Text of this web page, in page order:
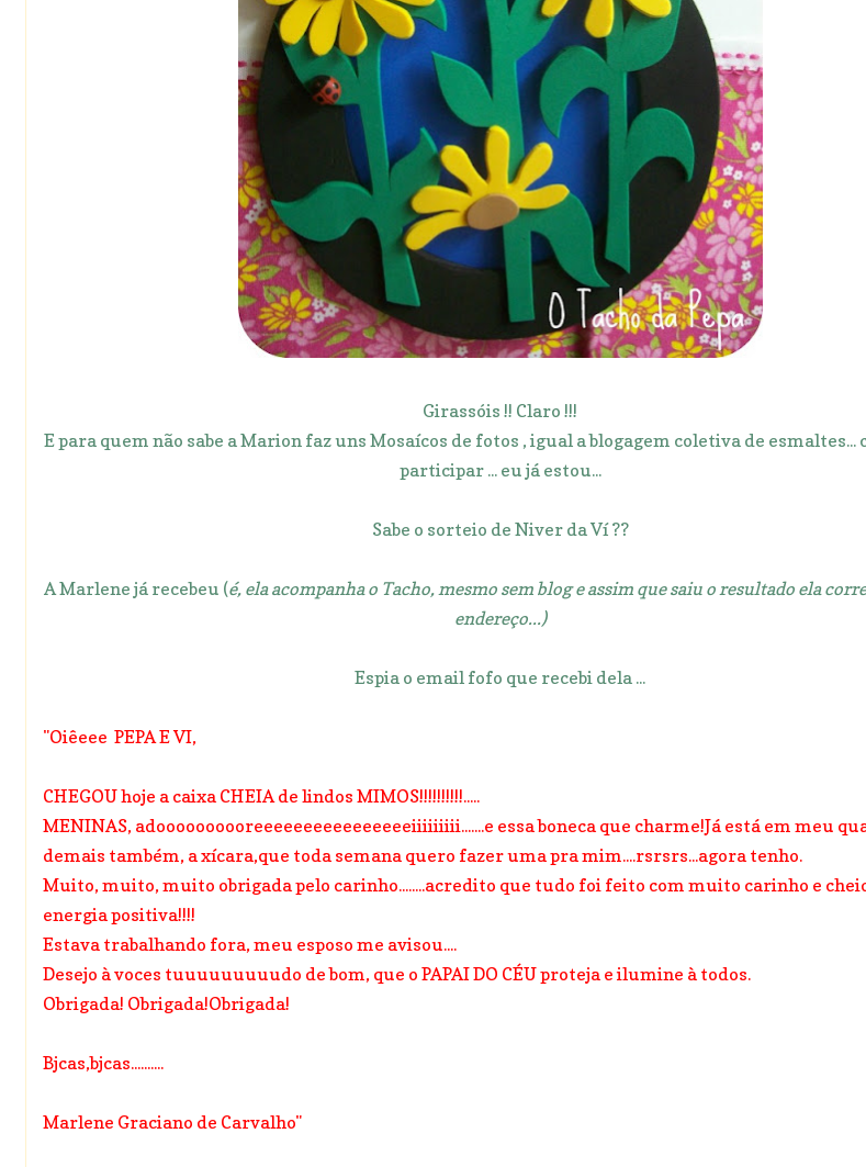
Girassóis !! Claro !!!
E para quem não sabe a Marion faz uns Mosaícos de fotos , igual a blogagem coletiva de esmaltes...
participar ... eu já estou...
Sabe o sorteio de Niver da Ví ??
A Marlene já recebeu (é, ela acompanha o Tacho, mesmo sem blog e assim que saiu o resultado ela
endereço...)
Espia o email fofo que recebi dela ...
"Oiêeee PEPA E VI,
CHEGOU hoje a caixa CHEIA de lindos MIMOS!!!!!!!!!!.....
MENINAS, adoooooooooreeeeeeeeeeeeeeeeiiiiiiiii.......e essa boneca que charme!Já está em meu
demais também, a xícara,que toda semana quero fazer uma pra mim....rsrsrs...agora tenho.
Muito, muito, muito obrigada pelo carinho........acredito que tudo foi feito com muito carinho e
energia positiva!!!!
Estava trabalhando fora, meu esposo me avisou....
Desejo à voces tuuuuuuuuudo de bom, que o PAPAI DO CÉU proteja e ilumine à todos.
Obrigada! Obrigada!Obrigada!
Bjcas,bjcas..........
Marlene Graciano de Carvalho"